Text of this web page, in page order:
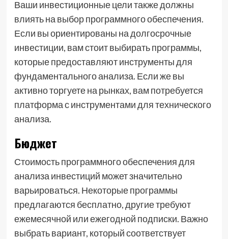
Ваши инвестиционные цели также должны
влиять на выбор программного обеспечения.
Если вы ориентированы на долгосрочные
инвестиции, вам стоит выбирать программы,
которые предоставляют инструменты для
фундаментального анализа. Если же вы
активно торгуете на рынках, вам потребуется
платформа с инструментами для технического
анализа.
Бюджет
Стоимость программного обеспечения для
анализа инвестиций может значительно
варьироваться. Некоторые программы
предлагаются бесплатно, другие требуют
ежемесячной или ежегодной подписки. Важно
выбрать вариант, который соответствует